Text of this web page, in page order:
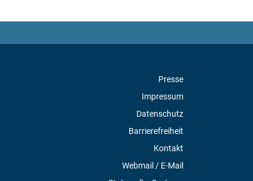
Presse
Impressum
Datenschutz
Barrierefreiheit
Kontakt
Webmail / E-Mail